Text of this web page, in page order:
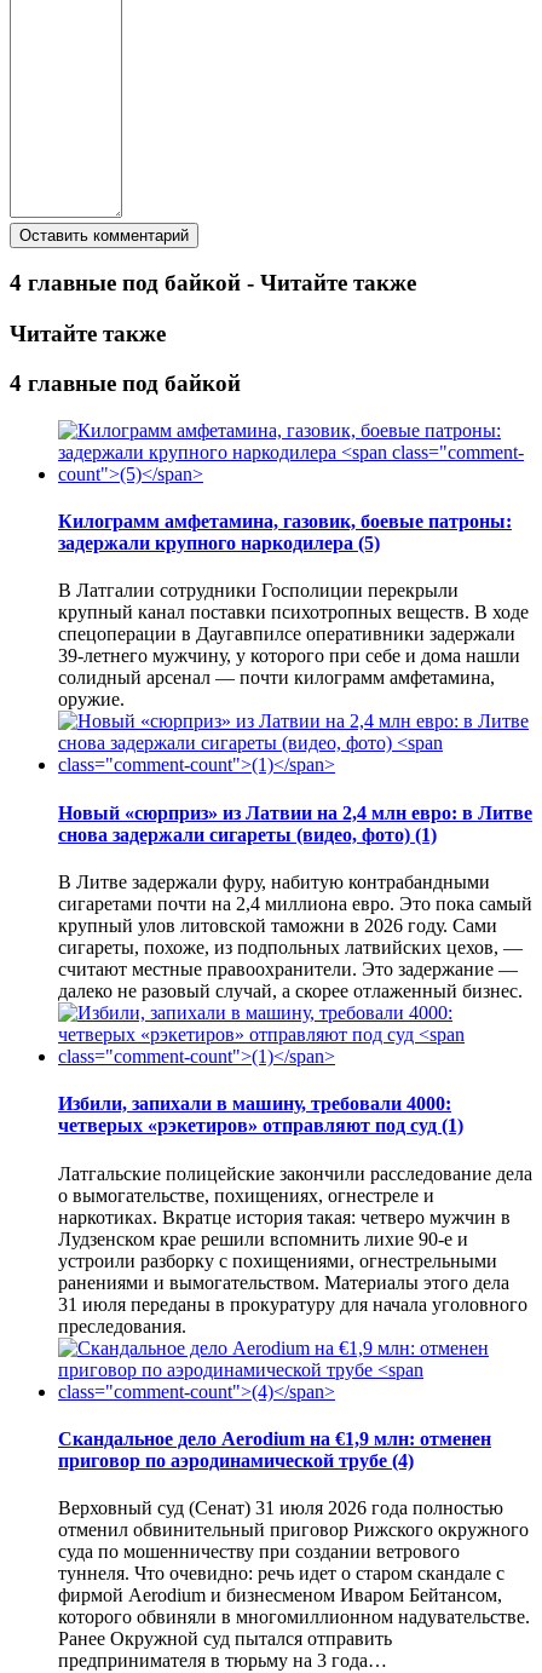
4 главные под байкой - Читайте также
Читайте также
4 главные под байкой
Килограмм амфетамина, газовик, боевые патроны:
задержали крупного наркодилера (5)
В Латгалии сотрудники Госполиции перекрыли
крупный канал поставки психотропных веществ. В ходе
спецоперации в Даугавпилсе оперативники задержали
39-летнего мужчину, у которого при себе и дома нашли
солидный арсенал — почти килограмм амфетамина,
оружие.
Новый «сюрприз» из Латвии на 2,4 млн евро: в Литве
снова задержали сигареты (видео, фото) (1)
В Литве задержали фуру, набитую контрабандными
сигаретами почти на 2,4 миллиона евро. Это пока самый
крупный улов литовской таможни в 2026 году. Сами
сигареты, похоже, из подпольных латвийских цехов, —
считают местные правоохранители. Это задержание —
далеко не разовый случай, а скорее отлаженный бизнес.
Избили, запихали в машину, требовали 4000:
четверых «рэкетиров» отправляют под суд (1)
Латгальские полицейские закончили расследование дела
о вымогательстве, похищениях, огнестреле и
наркотиках. Вкратце история такая: четверо мужчин в
Лудзенском крае решили вспомнить лихие 90-е и
устроили разборку с похищениями, огнестрельными
ранениями и вымогательством. Материалы этого дела
31 июля переданы в прокуратуру для начала уголовного
преследования.
Скандальное дело Aerodium на €1,9 млн: отменен
приговор по аэродинамической трубе (4)
Верховный суд (Сенат) 31 июля 2026 года полностью
отменил обвинительный приговор Рижского окружного
суда по мошенничеству при создании ветрового
туннеля. Что очевидно: речь идет о старом скандале с
фирмой Aerodium и бизнесменом Иваром Бейтансом,
которого обвиняли в многомиллионном надувательстве.
Ранее Окружной суд пытался отправить
предпринимателя в тюрьму на 3 года…